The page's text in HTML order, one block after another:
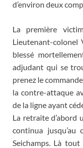
d’environ deux
La première
Lieutenant-colonel
blessé
adjudant qui se
prenez le
la contre-attaque
de la ligne ayant
La retraite d’abord
continua
Seichamps. Là